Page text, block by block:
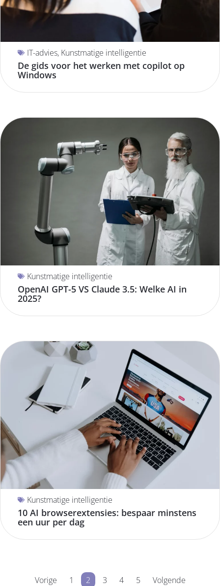
IT-advies, Kunstmatige intelligentie
De gids voor het werken met copilot op
Windows
Kunstmatige intelligentie
OpenAI GPT-5 VS Claude 3.5: Welke AI in
2025?
Kunstmatige intelligentie
10 AI browserextensies: bespaar minstens
een uur per dag
Vorige 1 2 3 4 5 Volgende